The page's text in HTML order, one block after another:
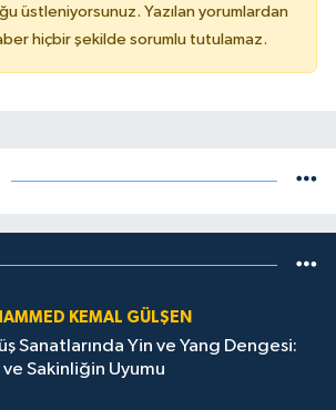
üstleniyorsunuz. Yazılan yorumlardan
hiçbir şekilde sorumlu tutulamaz.
KEMAL GÜLŞEN
Sanatlarında Yin ve Yang Dengesi:
ve Sakinliğin Uyumu